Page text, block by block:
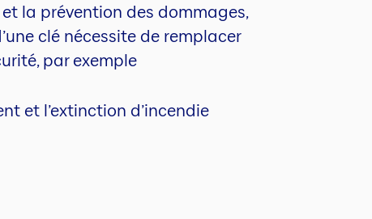
la prévention des dommages,
clé nécessite de remplacer
par exemple
et l’extinction d’incendie